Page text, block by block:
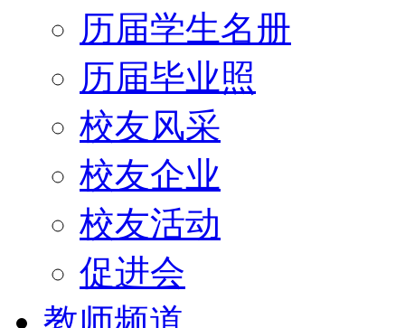
历届学生名册
历届毕业照
校友风采
校友企业
校友活动
促进会